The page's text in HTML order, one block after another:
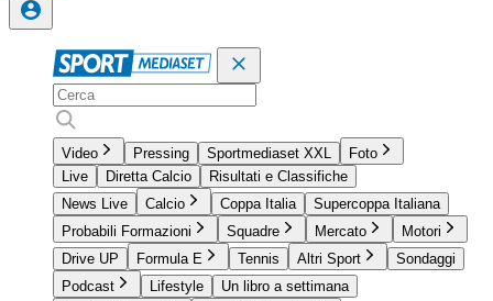
Video Pressing Sportmediaset XXL
Foto
Live
Diretta Calcio
Risultati e Classifiche
News Live
Calcio Coppa Italia
Supercoppa Italiana
Probabili Formazioni
Squadre Mercato
Motori
Drive UP
Formula E Tennis Altri Sport
Sondaggi
Podcast
Lifestyle
Un libro a settimana